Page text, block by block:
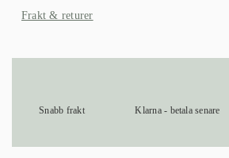
Frakt & returer
Snabb frakt Klarna - betala senare